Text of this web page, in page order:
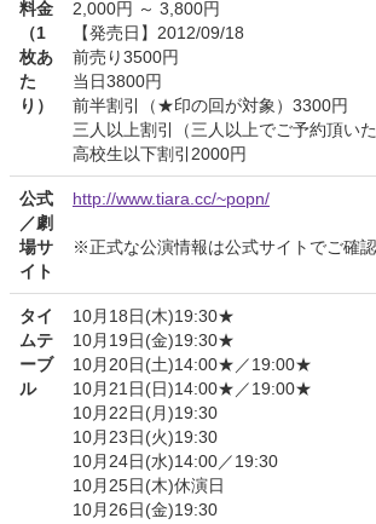
料金
（1
枚あ
た
り）
2,000円 ～ 3,800円
【発売日】2012/09/18
前売り3500円
当日3800円
前半割引（★印の回が対象）3300円
三人以上割引（三人以上でご予約頂い
高校生以下割引2000円
公式
／劇
場サ
イト
http://www.tiara.cc/~popn/
※正式な公演情報は公式サイトでご確認
タイ
ムテ
ーブ
ル
10月18日(木)19:30★
10月19日(金)19:30★
10月20日(土)14:00★／19:00★
10月21日(日)14:00★／19:00★
10月22日(月)19:30
10月23日(火)19:30
10月24日(水)14:00／19:30
10月25日(木)休演日
10月26日(金)19:30